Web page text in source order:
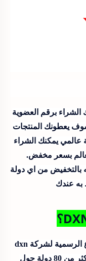
برقم العضوية
يعطونك المنتجات
يمكنك الشراء
بالتخفيض من اي دولة
به عندك
تُباع منتجات Dxn فقط من خلال الفروع الرسمية لشركة dxn
، وفروع الشركة موجودة رسميًا في أكثر من 80 دولة حول